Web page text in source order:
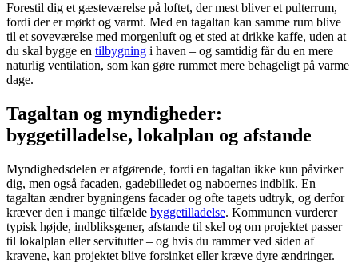
Forestil dig et gæsteværelse på loftet, der mest bliver et pulterrum,
fordi der er mørkt og varmt. Med en tagaltan kan samme rum blive
til et soveværelse med morgenluft og et sted at drikke kaffe, uden at
du skal bygge en tilbygning i haven – og samtidig får du en mere
naturlig ventilation, som kan gøre rummet mere behageligt på varme
dage.
Tagaltan og myndigheder:
byggetilladelse, lokalplan og afstande
Myndighedsdelen er afgørende, fordi en tagaltan ikke kun påvirker
dig, men også facaden, gadebilledet og naboernes indblik. En
tagaltan ændrer bygningens facader og ofte tagets udtryk, og derfor
kræver den i mange tilfælde byggetilladelse. Kommunen vurderer
typisk højde, indbliksgener, afstande til skel og om projektet passer
til lokalplan eller servitutter – og hvis du rammer ved siden af
kravene, kan projektet blive forsinket eller kræve dyre ændringer.